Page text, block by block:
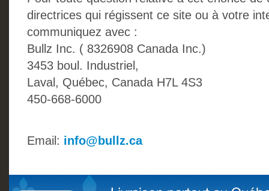
directrices qui régissent ce site ou à votre
communiquez avec :
Bullz Inc. ( 8326908 Canada Inc.)
3453 boul. Industriel,
Laval, Québec, Canada H7L 4S3
450-668-6000
Email: info@bullz.ca